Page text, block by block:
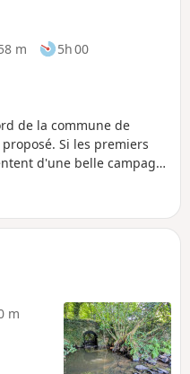
m
5h 00
de la commune de
Si les premiers
d'une belle campagne
au Nord de la
apprécier quelques
comme d'anciens
Leufroy et Saint-André,
m